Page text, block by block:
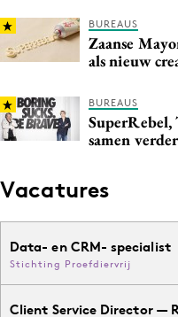
BUREAUS
Zaanse
als nieuw
BUREAUS
SuperRebel,
samen verder
Vacatures
Data- en CRM- specialist
Stichting Proefdiervrij
Client Service Director —